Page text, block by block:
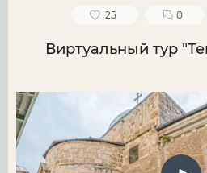
25 0
Виртуальный тур